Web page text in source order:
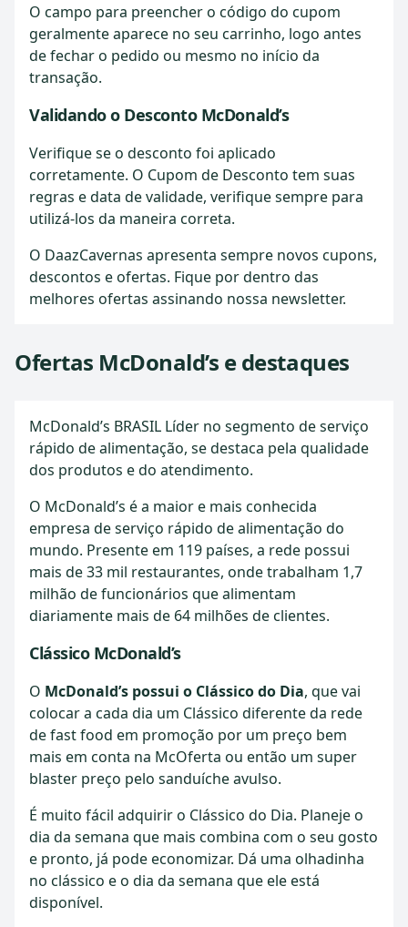
O campo para preencher o código do cupom
geralmente aparece no seu carrinho, logo antes
de fechar o pedido ou mesmo no início da
transação.
Validando o Desconto McDonald’s
Verifique se o desconto foi aplicado
corretamente. O Cupom de Desconto tem suas
regras e data de validade, verifique sempre para
utilizá-los da maneira correta.
O DaazCavernas apresenta sempre novos cupons,
descontos e ofertas. Fique por dentro das
melhores ofertas assinando nossa newsletter.
Ofertas McDonald’s e destaques
McDonald’s BRASIL Líder no segmento de serviço
rápido de alimentação, se destaca pela qualidade
dos produtos e do atendimento.
O McDonald’s é a maior e mais conhecida
empresa de serviço rápido de alimentação do
mundo. Presente em 119 países, a rede possui
mais de 33 mil restaurantes, onde trabalham 1,7
milhão de funcionários que alimentam
diariamente mais de 64 milhões de clientes.
Clássico McDonald’s
O McDonald’s possui o Clássico do Dia, que vai
colocar a cada dia um Clássico diferente da rede
de fast food em promoção por um preço bem
mais em conta na McOferta ou então um super
blaster preço pelo sanduíche avulso.
É muito fácil adquirir o Clássico do Dia. Planeje o
dia da semana que mais combina com o seu gosto
e pronto, já pode economizar. Dá uma olhadinha
no clássico e o dia da semana que ele está
disponível.